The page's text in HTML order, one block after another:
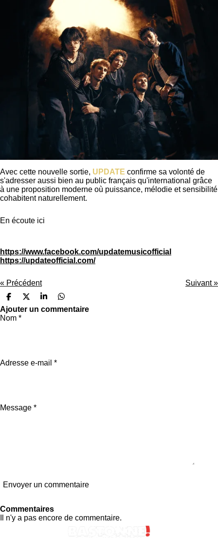
Avec cette nouvelle sortie, UPDATE confirme sa volonté de
s'adresser aussi bien au public français qu'international grâce
à une proposition moderne où puissance, mélodie et sensibilité
cohabitent naturellement.
En écoute ici
https://www.facebook.com/updatemusicofficial
https://updateofficial.com/
« Précédent Suivant»
P
a
r
t
P
a
P
a
P
a
Ajouter un commentaire
Nom *
Adresse e-mail *
Message *
Envoyer un commentaire
Commentaires
Il n'y a pas encore de commentaire.